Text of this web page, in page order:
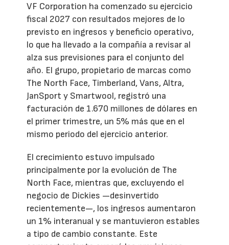
VF Corporation ha comenzado su ejercicio
fiscal 2027 con resultados mejores de lo
previsto en ingresos y beneficio operativo,
lo que ha llevado a la compañía a revisar al
alza sus previsiones para el conjunto del
año. El grupo, propietario de marcas como
The North Face, Timberland, Vans, Altra,
JanSport y Smartwool, registró una
facturación de 1.670 millones de dólares en
el primer trimestre, un 5% más que en el
mismo periodo del ejercicio anterior.
El crecimiento estuvo impulsado
principalmente por la evolución de The
North Face, mientras que, excluyendo el
negocio de Dickies —desinvertido
recientemente—, los ingresos aumentaron
un 1% interanual y se mantuvieron estables
a tipo de cambio constante. Este